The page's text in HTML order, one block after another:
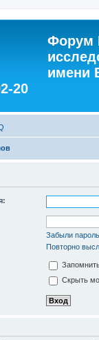
Форум
имени
20
Забыли
Повторно
Скрыть